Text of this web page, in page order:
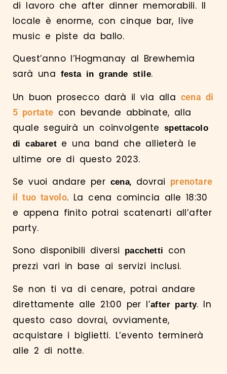
di lavoro che after dinner memorabili. Il
locale è enorme, con cinque bar, live
music e piste da ballo.
Quest’anno l’Hogmanay al Brewhemia
sarà una festa in grande stile.
Un buon prosecco darà il via alla cena di
5 portate con bevande abbinate, alla
quale seguirà un coinvolgente spettacolo
di cabaret e una band che allieterà le
ultime ore di questo 2023.
Se vuoi andare per cena, dovrai prenotare
il tuo tavolo. La cena comincia alle 18:30
e appena finito potrai scatenarti all’after
party.
Sono disponibili diversi
pacchetti
con
prezzi vari in base ai servizi inclusi.
Se non ti va di cenare, potrai andare
direttamente alle 21:00 per l’after party. In
questo caso dovrai, ovviamente,
acquistare i biglietti. L’evento terminerà
alle 2 di notte.